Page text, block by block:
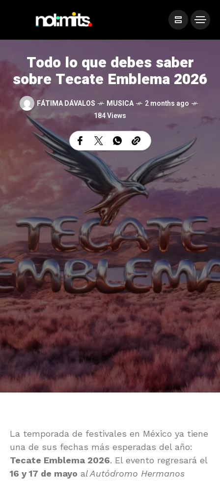
Todo lo que debes saber
sobre Tecate Emblema 2026
FÁTIMA DÁVALOS MUSICA
2 months ago
184 Views
La temporada de festivales en México ya tiene
una de sus fechas más esperadas del año:
Tecate Emblema 2026. El evento regresará el
16 y 17 de mayo al Autódromo Hermanos